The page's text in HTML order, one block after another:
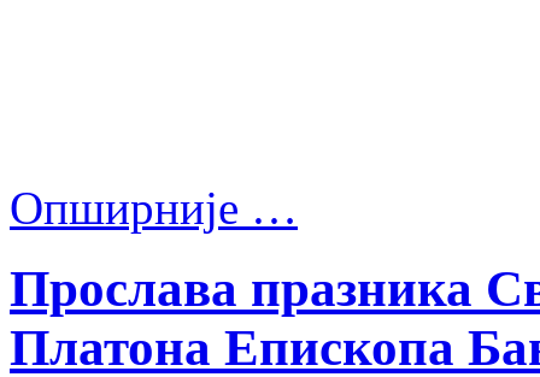
Опширније …
Прослава празника
Платона Епископа